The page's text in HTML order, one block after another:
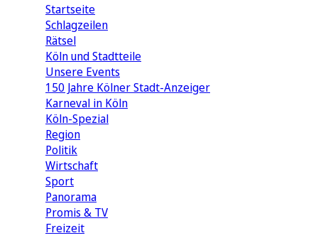
Startseite
Schlagzeilen
Rätsel
Köln und Stadtteile
Unsere Events
150 Jahre Kölner Stadt-Anzeiger
Karneval in Köln
Köln-Spezial
Region
Politik
Wirtschaft
Sport
Panorama
Promis & TV
Freizeit